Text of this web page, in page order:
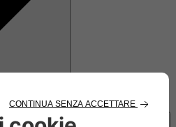
o ulteriori informazioni sul programma